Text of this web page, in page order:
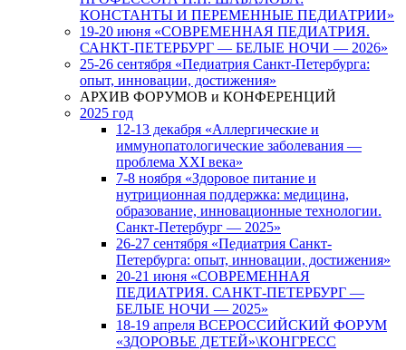
КОНСТАНТЫ И ПЕРЕМЕННЫЕ ПЕДИАТРИИ»
19-20 июня «СОВРЕМЕННАЯ ПЕДИАТРИЯ.
САНКТ-ПЕТЕРБУРГ — БЕЛЫЕ НОЧИ — 2026»
25-26 сентября «Педиатрия Санкт-Петербурга:
опыт, инновации, достижения»
АРХИВ ФОРУМОВ и КОНФЕРЕНЦИЙ
2025 год
12-13 декабря «Аллергические и
иммунопатологические заболевания —
проблема XXI века»
7-8 ноября «Здоровое питание и
нутриционная поддержка: медицина,
образование, инновационные технологии.
Санкт-Петербург — 2025»
26-27 сентября «Педиатрия Санкт-
Петербурга: опыт, инновации, достижения»
20-21 июня «СОВРЕМЕННАЯ
ПЕДИАТРИЯ. САНКТ-ПЕТЕРБУРГ —
БЕЛЫЕ НОЧИ — 2025»
18-19 апреля ВСЕРОССИЙСКИЙ ФОРУМ
«ЗДОРОВЬЕ ДЕТЕЙ»\КОНГРЕСС